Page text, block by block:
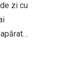
zi cu